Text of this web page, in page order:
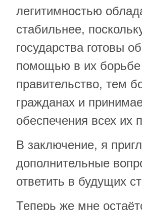
легитимностью
стабильнее,
государства готовы
помощью в их борьбе
правительство, тем
гражданах и
обеспечения всех их
В заключение, я
дополнительные
ответить в будущих
Теперь же мне